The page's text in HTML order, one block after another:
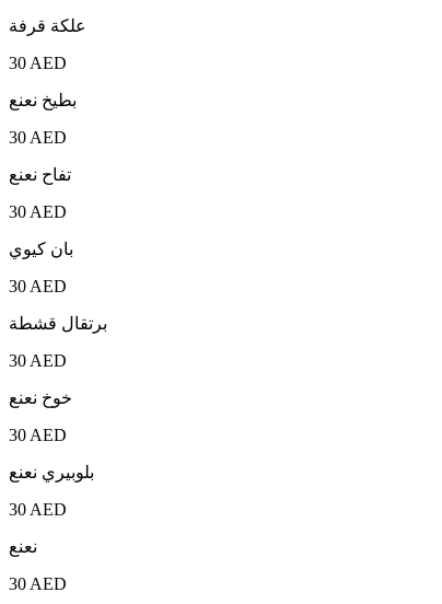
علكة قرفة
30 AED
بطيخ نعنع
30 AED
تفاح نعنع
30 AED
بان كيوي
30 AED
برتقال قشطة
30 AED
خوخ نعنع
30 AED
بلوبيري نعنع
30 AED
نعنع
30 AED